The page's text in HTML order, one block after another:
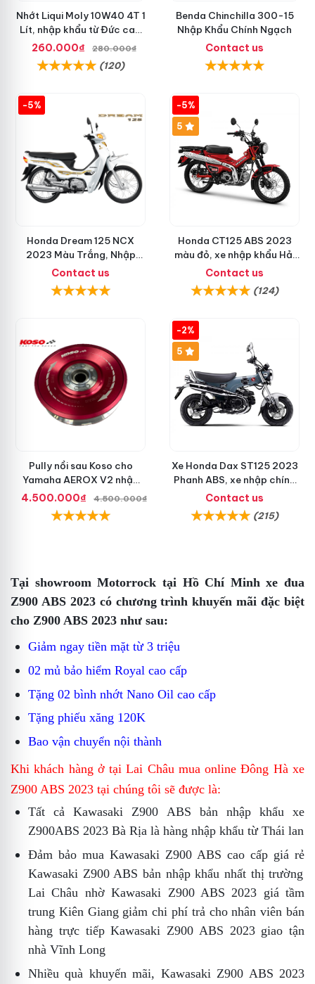
Nhớt Liqui Moly 10W40 4T 1
Lít, nhập khẩu từ Đức cao
cấp
260.000₫ 280.000₫
(120)
Benda Chinchilla 300-15
Nhập Khẩu Chính Ngạch
Contact us
-5%
Honda Dream 125 NCX
2023 Màu Trắng, Nhập
Khẩu Chính Hãng
Contact us
-5%
5
Honda CT125 ABS 2023
màu đỏ, xe nhập khẩu Hải
Quan chính ngạch
Contact us
(124)
Pully nồi sau Koso cho
Yamaha AEROX V2 nhập
khẩu chính hãng
4.500.000₫ 4.500.000₫
-2%
5
Xe Honda Dax ST125 2023
Phanh ABS, xe nhập chính
hãng, bán online giá rẻ
Contact us
(215)
Tại showroom Motorrock tại Hồ Chí Minhxe đua
Z900 ABS 2023có chương trình khuyến mãi đặc biệt
cho Z900 ABS 2023 như sau:
Giảm ngay tiền mặt từ 3 triệu
02 mủ bảo hiểm Royal cao cấp
Tặng 02 bình nhớt Nano Oil cao cấp
Tặng phiếu xăng 120K
Bao vận chuyển nội thành
Khi khách hàng ở tại Lai Châu mua online Đông Hàxe
Z900 ABS 2023 tại chúng tôi sẽ được là:
Tất cả Kawasaki Z900 ABS bản nhập khẩuxe
Z900ABS 2023 Bà Rịa là hàng nhập khẩu từ Thái lan
Đảm bảo mua Kawasaki Z900 ABS cao cấp giá rẻ
Kawasaki Z900 ABS bản nhập khẩu nhất thị trường
Lai Châu nhờKawasaki Z900 ABS 2023 giá tầm
trung Kiên Giang giảm chi phí trả cho nhân viên bán
hàng trực tiếpKawasaki Z900 ABS 2023 giao tận
nhà Vĩnh Long
Nhiều quà khuyến mãi, Kawasaki Z900 ABS 2023